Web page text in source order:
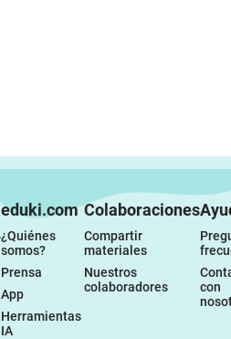
eduki.com
¿Quiénes
somos?
Prensa
App
Herramientas
IA
Colaboraciones
Compartir
materiales
Nuestros
colaboradores
con